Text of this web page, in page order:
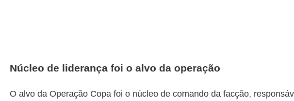
Núcleo de liderança foi o alvo da operação
O alvo da Operação Copa foi o núcleo de comando da facção,